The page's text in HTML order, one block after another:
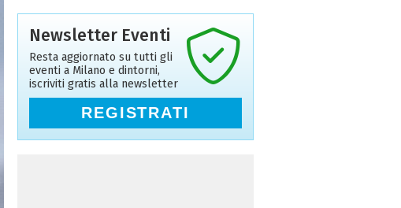
Newsletter Eventi
Resta aggiornato su tutti gli
eventi a Milano e dintorni,
iscriviti gratis alla newsletter
REGISTRATI